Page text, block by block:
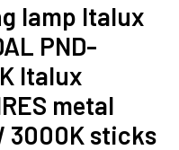
lamp Italux
PND-
Italux
metal
3000K sticks